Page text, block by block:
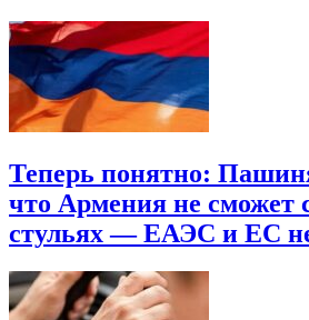
Теперь понятно:
что Армения не сможет
стульях — ЕАЭС и ЕС